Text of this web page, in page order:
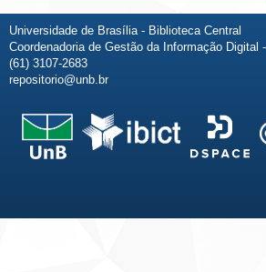
Universidade de Brasília - Biblioteca Central
Coordenadoria de Gestão da Informação Digital
(61) 3107-2683
repositorio@unb.br